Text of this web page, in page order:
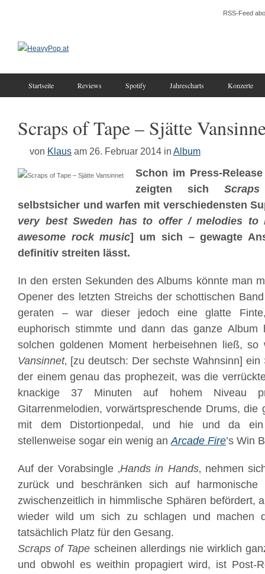
RSS-Feed
Startseite Reviews Spotify Jahrescharts Konzerte
Scraps of Tape – Sjätte
von Klaus am 26. Februar 2014 in Album
Schon im Press-
zeigten sich
selbstsicher und warfen mit verschiedensten
very best Sweden has to offer / melodies
awesome rock music] um sich – gewagte
definitiv streiten lässt.
In den ersten Sekunden des Albums könnte man
Opener des letzten Streichs der schottischen
geraten – war dieser jedoch eine glatte
euphorisch stimmte und dann das ganze Album
solchen goldenen Moment herbeisehnen ließ, so
Vansinnet‚ [zu deutsch: Der sechste Wahnsinn]
der einem genau das prophezeit, was die
knackige 37 Minuten auf hohem Niveau
Gitarrenmelodien, vorwärtspreschende Drums, die
mit dem Distortionpedal, und hie und da
stellenweise sogar ein wenig anArcade Fire’s Win
Auf der Vorabsingle ‚Hands in Hands‚ nehmen
zurück und beschränken sich auf harmonische
zwischenzeitlich in himmlische Sphären befördert,
wieder wild um sich zu schlagen und machen
tatsächlich Platz für den Gesang.
Scraps of Tape scheinen allerdings nie wirklich
und obwohl es weithin propagiert wird, ist Post-